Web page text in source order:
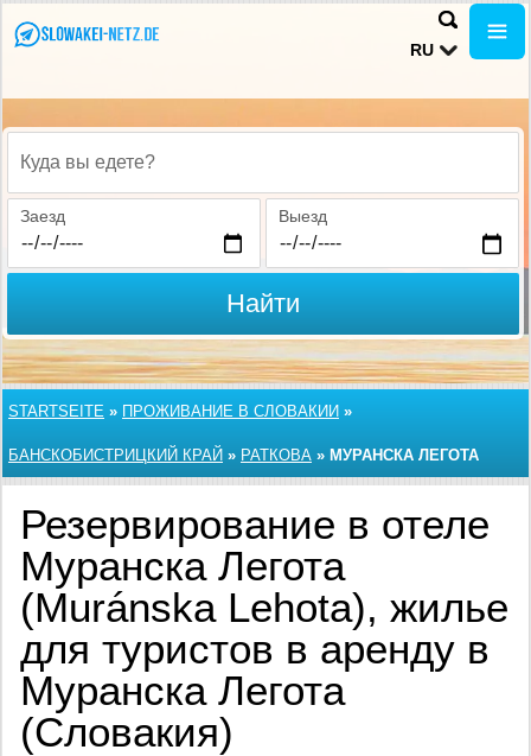
RU
Куда вы едете?
Заезд Выезд
Найти
STARTSEITE » ПРОЖИВАНИЕ В СЛОВАКИИ »
БАНСКОБИСТРИЦКИЙ КРАЙ » РАТКОВА » МУРАНСКА ЛЕГОТА
Резервирование в отеле
Муранска Легота
(Muránska Lehota), жилье
для туристов в аренду в
Муранска Легота
(Словакия)